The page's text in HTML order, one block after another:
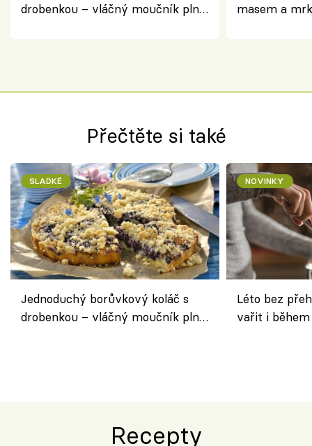
drobenkou – vláčný moučník plný
masem a
Přečtěte si také
SLADKÉ
Jednoduchý borůvkový koláč s
drobenkou – vláčný moučník plný
NOVINKY
Léto bez
vařit i
Recepty